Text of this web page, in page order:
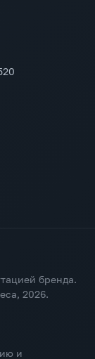
бренда.
2026.
и